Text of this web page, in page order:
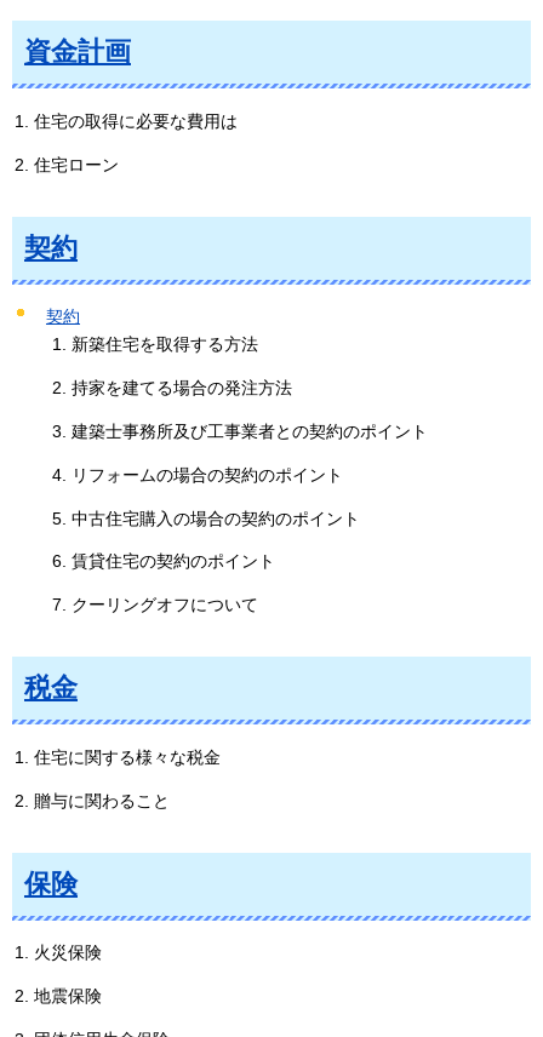
資金計画
住宅の取得に必要な費用は
住宅ローン
契約
契約
新築住宅を取得する方法
持家を建てる場合の発注方法
建築士事務所及び工事業者との契約のポイント
リフォームの場合の契約のポイント
中古住宅購入の場合の契約のポイント
賃貸住宅の契約のポイント
クーリングオフについて
税金
住宅に関する様々な税金
贈与に関わること
保険
火災保険
地震保険